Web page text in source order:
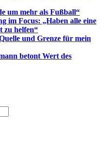
um mehr als Fußball“
im Focus: „Haben alle eine
zu helfen“
und Grenze für mein
betont Wert des